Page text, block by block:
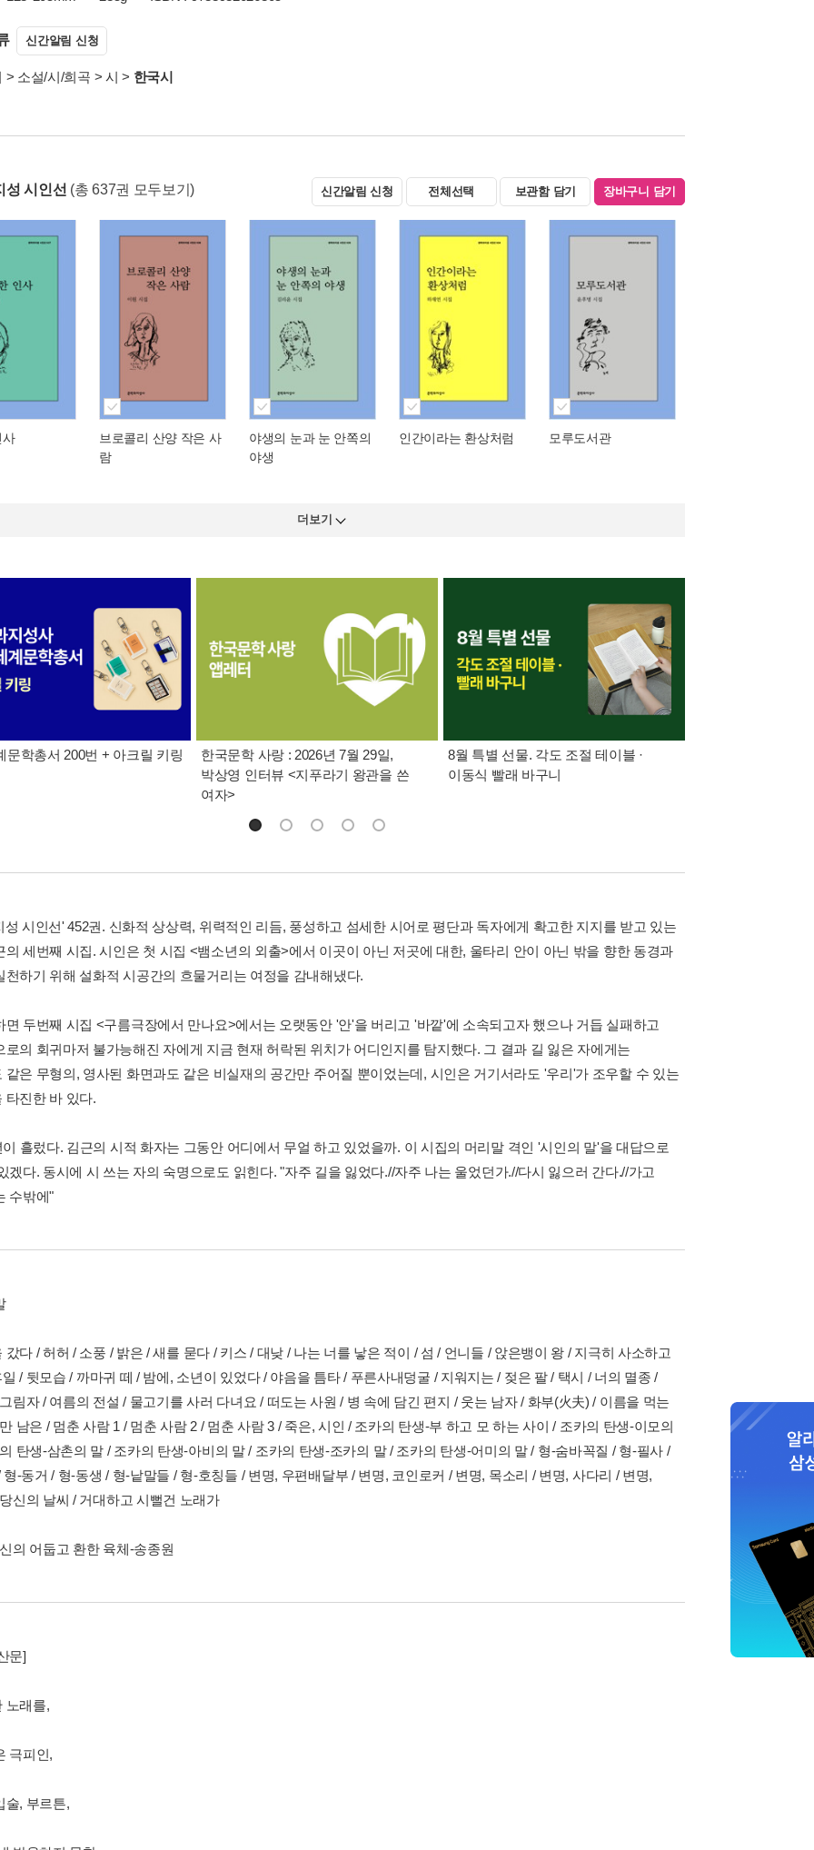
신간알림 신청
> 소설/시/희곡 > 시 > 한국시
성 시인선 (총 637권 모두보기) 신간알림 신청 전체선택 보관함 담기 장바구니 담기
사
브로콜리 산양 작은 사
람
야생의 눈과 눈 안쪽의
야생
인간이라는 환상처럼 모루도서관
더보기
문학총서 200번 + 아크릴 키링
한국문학 사랑 : 2026년 7월 29일,
박상영 인터뷰 <지푸라기 왕관을 쓴
여자>
8월 특별 선물. 각도 조절 테이블 ·
이동식 빨래 바구니
성 시인선' 452권. 신화적 상상력, 위력적인 리듬, 풍성하고 섬세한 시어로 평단과 독자에게 확고한 지지를 받고 있는
의 세번째 시집. 시인은 첫 시집 <뱀소년의 외출>에서 이곳이 아닌 저곳에 대한, 울타리 안이 아닌 밖을 향한 동경과
천하기 위해 설화적 시공간의 흐물거리는 여정을 감내해냈다.
면 두번째 시집 <구름극장에서 만나요>에서는 오랫동안 '안'을 버리고 '바깥'에 소속되고자 했으나 거듭 실패하고
로의 회귀마저 불가능해진 자에게 지금 현재 허락된 위치가 어디인지를 탐지했다. 그 결과 길 잃은 자에게는
같은 무형의, 영사된 화면과도 같은 비실재의 공간만 주어질 뿐이었는데, 시인은 거기서라도 '우리'가 조우할 수 있는
타진한 바 있다.
흘렀다. 김근의 시적 화자는 그동안 어디에서 무얼 하고 있었을까. 이 시집의 머리말 격인 '시인의 말'을 대답으로
겠다. 동시에 시 쓰는 자의 숙명으로도 읽힌다. "자주 길을 잃었다.//자주 나는 울었던가.//다시 잃으러 간다.//가고
수밖에"
갔다 / 허허 / 소풍 / 밝은 / 새를 묻다 / 키스 / 대낮 / 나는 너를 낳은 적이 / 섬 / 언니들 / 앉은뱅이 왕 / 지극히 사소하고
/ 뒷모습 / 까마귀 떼 / 밤에, 소년이 있었다 / 야음을 틈타 / 푸른사내덩굴 / 지워지는 / 젖은 팔 / 택시 / 너의 멸종 /
림자 / 여름의 전설 / 물고기를 사러 다녀요 / 떠도는 사원 / 병 속에 담긴 편지 / 웃는 남자 / 화부(火夫) / 이름을 먹는
남은 / 멈춘 사람 1 / 멈춘 사람 2 / 멈춘 사람 3 / 죽은, 시인 / 조카의 탄생-부 하고 모 하는 사이 / 조카의 탄생-이모의
탄생-삼촌의 말 / 조카의 탄생-아비의 말 / 조카의 탄생-조카의 말 / 조카의 탄생-어미의 말 / 형-숨바꼭질 / 형-필사 /
형-동거 / 형-동생 / 형-낱말들 / 형-호칭들 / 변명, 우편배달부 / 변명, 코인로커 / 변명, 목소리 / 변명, 사다리 / 변명,
신의 날씨 / 거대하고 시뻘건 노래가
의 어둡고 환한 육체-송종원
문]
노래를,
극피인,
술, 부르튼,